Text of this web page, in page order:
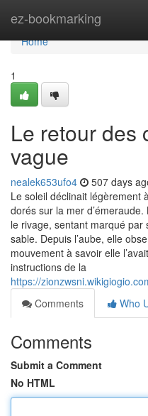
ez-bookmarking
Home
Home
1
Le retour des
vague
nealek653ufo4 507 days
Le soleil déclinait légèrement
dorés sur la mer d’émeraude.
le rivage, sentant marqué
sable. Depuis l’aube, elle
mouvement à savoir elle
instructions de la
https://
Comments
Who
Comments
Submit a Comment
No HTML